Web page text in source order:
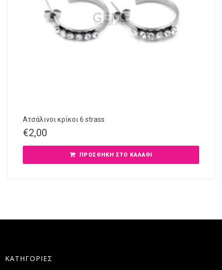
Ατσάλινοι κρίκοι 6 strass
€2,00
ΠΡΟΣΘΉΚΗ ΣΤΟ ΚΑΛΆΘΙ
ΚΑΤΗΓΟΡΙΕΣ